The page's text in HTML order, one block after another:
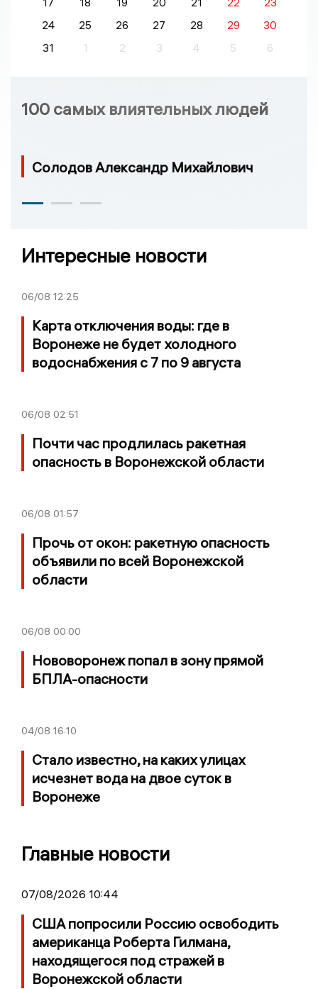
24
25 26 27 28 29
30
31
1 2 3 4 5 6
100 самых влиятельных людей
Солодов Александр Михайлович
Интересные новости
06/08 12:25
Карта отключения воды: где в
Воронеже не будет холодного
водоснабжения с 7 по 9 августа
06/08 02:51
Почти час продлилась ракетная
опасность в Воронежской области
06/08 01:57
Прочь от окон: ракетную опасность
объявили по всей Воронежской
области
06/08 00:00
Нововоронеж попал в зону прямой
БПЛА-опасности
04/08 16:10
Стало известно, на каких улицах
исчезнет вода на двое суток в
Воронеже
Главные новости
07/08/2026 10:44
США попросили Россию освободить
американца Роберта Гилмана,
находящегося под стражей в
Воронежской области